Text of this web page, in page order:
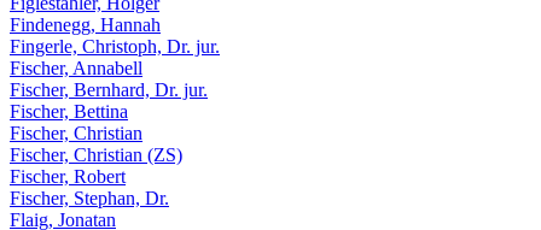
Findenegg, Hannah
Fingerle, Christoph, Dr. jur.
Fischer, Annabell
Fischer, Bernhard, Dr. jur.
Fischer, Bettina
Fischer, Christian
Fischer, Christian (ZS)
Fischer, Robert
Fischer, Stephan, Dr.
Flaig, Jonatan